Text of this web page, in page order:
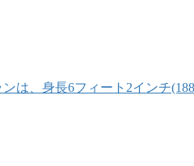
、身長6フィート2インチ